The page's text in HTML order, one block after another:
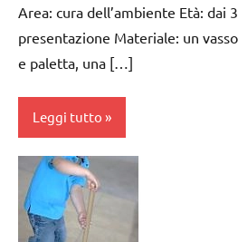
GUIDA
DIDATTICA
ARGOMENTI
PER ETA'
TUTTI GLI
ARTICOLI
VITA
Area: cura dell’ambiente Età: dai
presentazione Materiale: un
e paletta, una […]
Leggi tutto
cura
dell'ambiente
da 0